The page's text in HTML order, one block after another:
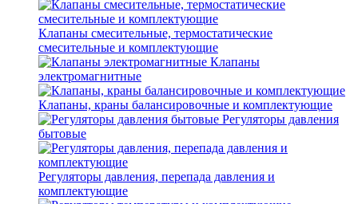
Клапаны смесительные, термостатические
смесительные и комплектующие
Клапаны
электромагнитные
Клапаны, краны балансировочные и комплектующие
Регуляторы давления
бытовые
Регуляторы давления, перепада давления и
комплектующие